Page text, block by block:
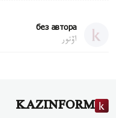
без автора
اۆتور
KAZINFORM